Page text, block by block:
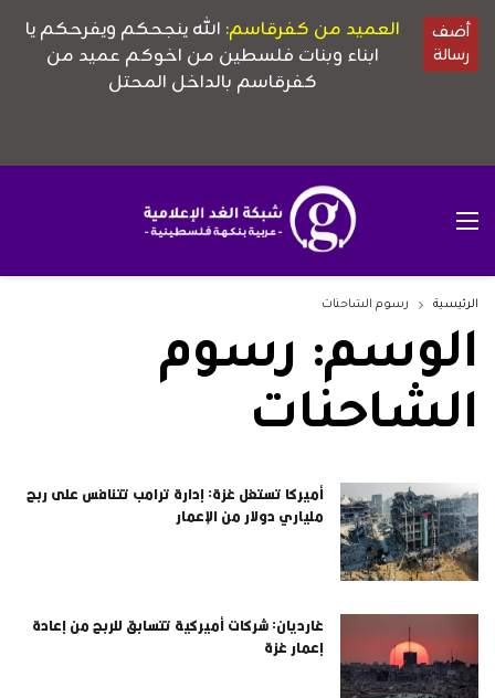
الرئيسية رسوم الشاحنات
الوسم: رسوم
الشاحنات
أميركا تستغل غزة: إدارة ترامب تتنافس على ربح
ملياري دولار من الإعمار
غارديان: شركات أميركية تتسابق للربح من إعادة
إعمار غزة